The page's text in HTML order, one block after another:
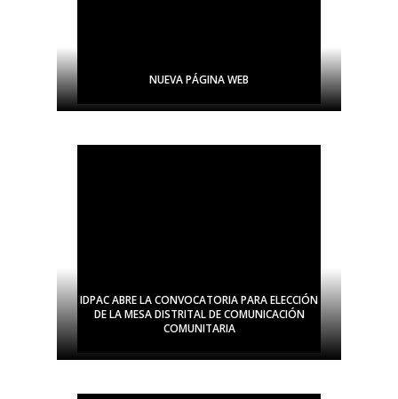
NUEVA PÁGINA WEB
IDPAC ABRE LA CONVOCATORIA PARA ELECCIÓN
DE LA MESA DISTRITAL DE COMUNICACIÓN
COMUNITARIA